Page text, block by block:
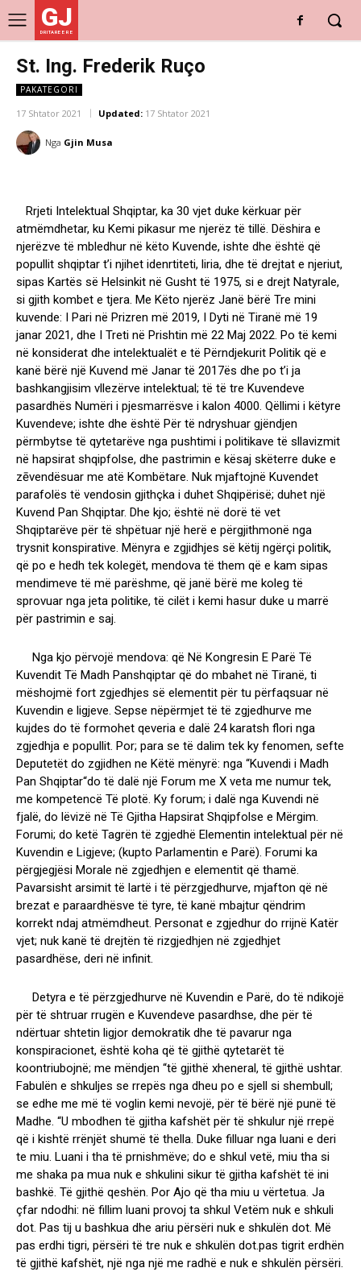
GJ
DRITARE E RE
St. Ing. Frederik Ruço
PAKATEGORI
17 Shtator 2021 Updated: 17 Shtator 2021
Nga Gjin Musa
Rrjeti Intelektual Shqiptar, ka 30 vjet duke kërkuar për
atmëmdhetar, ku Kemi pikasur me njerëz të tillë. Dëshira e
njerëzve të mbledhur në këto Kuvende, ishte dhe është që
popullit shqiptar t’i njihet idenrtiteti, liria, dhe të drejtat e njeriut,
sipas Kartës së Helsinkit në Gusht të 1975, si e drejt Natyrale,
si gjith kombet e tjera. Me Këto njerëz Janë bërë Tre mini
kuvende: I Pari në Prizren më 2019, I Dyti në Tiranë më 19
janar 2021, dhe I Treti në Prishtin më 22 Maj 2022. Po të kemi
në konsiderat dhe intelektualët e të Përndjekurit Politik që e
kanë bërë një Kuvend më Janar të 2017ës dhe po t’i ja
bashkangjisim vllezërve intelektual; të të tre Kuvendeve
pasardhës Numëri i pjesmarrësve i kalon 4000. Qëllimi i këtyre
Kuvendeve; ishte dhe është Për të ndryshuar gjëndjen
përmbytse të qytetarëve nga pushtimi i politikave të sllavizmit
në hapsirat shqipfolse, dhe pastrimin e kësaj skëterre duke e
zēvendësuar me atë Kombëtare. Nuk mjaftojnë Kuvendet
parafolës të vendosin gjithçka i duhet Shqipërisë; duhet një
Kuvend Pan Shqiptar. Dhe kjo; është në dorë të vet
Shqiptarëve për të shpëtuar një herë e përgjithmonë nga
trysnit konspirative. Mënyra e zgjidhjes së këtij ngërçi politik,
që po e hedh tek kolegët, mendova të them që e kam sipas
mendimeve të më parëshme, që janë bërë me koleg të
sprovuar nga jeta politike, të cilët i kemi hasur duke u marrë
për pastrimin e saj.
Nga kjo përvojë mendova: që Në Kongresin E Parë Të
Kuvendit Të Madh Panshqiptar që do mbahet në Tiranë, ti
mëshojmë fort zgjedhjes së elementit për tu përfaqsuar në
Kuvendin e ligjeve. Sepse nëpërmjet të të zgjedhurve me
kujdes do të formohet qeveria e dalë 24 karatsh flori nga
zgjedhja e popullit. Por; para se të dalim tek ky fenomen, sefte
Deputetët do zgjidhen ne Këtë mënyrë: nga “Kuvendi i Madh
Pan Shqiptar“do të dalë një Forum me X veta me numur tek,
me kompetencë Të plotë. Ky forum; i dalë nga Kuvendi në
fjalë, do lëvizë në Të Gjitha Hapsirat Shqipfolse e Mërgim.
Forumi; do ketë Tagrën të zgjedhë Elementin intelektual për në
Kuvendin e Ligjeve; (kupto Parlamentin e Parë). Forumi ka
përgjegjësi Morale në zgjedhjen e elementit që thamë.
Pavarsisht arsimit të lartë i të përzgjedhurve, mjafton që në
brezat e paraardhësve të tyre, të kanë mbajtur qëndrim
korrekt ndaj atmëmdheut. Personat e zgjedhur do rrijnë Katër
vjet; nuk kanë të drejtën të rizgjedhjen në zgjedhjet
pasardhëse, deri në infinit.
Detyra e të përzgjedhurve në Kuvendin e Parë, do të ndikojë
për të shtruar rrugën e Kuvendeve pasardhse, dhe për të
ndërtuar shtetin ligjor demokratik dhe të pavarur nga
konspiracionet, është koha që të gjithë qytetarët të
koontriubojnë; me mëndjen “të gjithë xheneral, të gjithë ushtar.
Fabulën e shkuljes se rrepës nga dheu po e sjell si shembull;
se edhe me më të voglin kemi nevojë, për të bërë një punë të
Madhe. “U mbodhen të gjitha kafshët për të shkulur një rrepë
që i kishtë rrënjët shumë të thella. Duke filluar nga luani e deri
te miu. Luani i tha të prnishmëve; do e shkul vetë, miu tha si
me shaka pa mua nuk e shkulini sikur të gjitha kafshët të ini
bashkë. Të gjithë qeshën. Por Ajo që tha miu u vërtetua. Ja
çfar ndodhi: në fillim luani provoj ta shkul Vetëm nuk e shkuli
dot. Pas tij u bashkua dhe ariu përsëri nuk e shkulën dot. Më
pas erdhi tigri, përsëri të tre nuk e shkulën dot.pas tigrit erdhën
të gjithë kafshët, një nga një me radhë e nuk e shkulën përsëri.